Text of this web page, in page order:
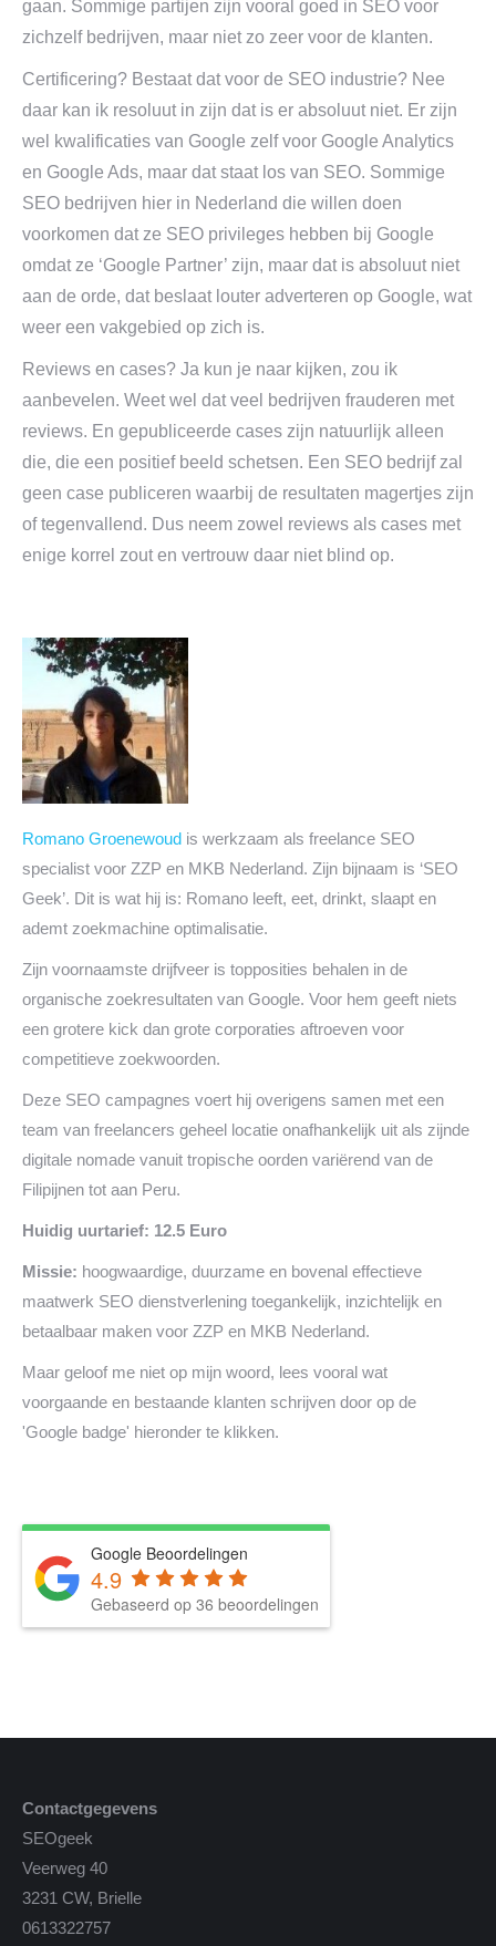
gaan. Sommige partijen zijn vooral goed in SEO voor
zichzelf bedrijven, maar niet zo zeer voor de klanten.
Certificering? Bestaat dat voor de SEO industrie? Nee
daar kan ik resoluut in zijn dat is er absoluut niet. Er zijn
wel kwalificaties van Google zelf voor Google Analytics
en Google Ads, maar dat staat los van SEO. Sommige
SEO bedrijven hier in Nederland die willen doen
voorkomen dat ze SEO privileges hebben bij Google
omdat ze ‘Google Partner’ zijn, maar dat is absoluut niet
aan de orde, dat beslaat louter adverteren op Google, wat
weer een vakgebied op zich is.
Reviews en cases? Ja kun je naar kijken, zou ik
aanbevelen. Weet wel dat veel bedrijven frauderen met
reviews. En gepubliceerde cases zijn natuurlijk alleen
die, die een positief beeld schetsen. Een SEO bedrijf zal
geen case publiceren waarbij de resultaten magertjes zijn
of tegenvallend. Dus neem zowel reviews als cases met
enige korrel zout en vertrouw daar niet blind op.
Romano Groenewoud is werkzaam als freelance SEO
specialist voor ZZP en MKB Nederland. Zijn bijnaam is ‘SEO
Geek’. Dit is wat hij is: Romano leeft, eet, drinkt, slaapt en
ademt zoekmachine optimalisatie.
Zijn voornaamste drijfveer is topposities behalen in de
organische zoekresultaten van Google. Voor hem geeft niets
een grotere kick dan grote corporaties aftroeven voor
competitieve zoekwoorden.
Deze SEO campagnes voert hij overigens samen met een
team van freelancers geheel locatie onafhankelijk uit als zijnde
digitale nomade vanuit tropische oorden variërend van de
Filipijnen tot aan Peru.
Huidig uurtarief: 12.5 Euro
Missie: hoogwaardige, duurzame en bovenal effectieve
maatwerk SEO dienstverlening toegankelijk, inzichtelijk en
betaalbaar maken voor ZZP en MKB Nederland.
Maar geloof me niet op mijn woord, lees vooral wat
voorgaande en bestaande klanten schrijven door op de
'Google badge' hieronder te klikken.
Google Beoordelingen
4.9
Gebaseerd op 36 beoordelingen
Contactgegevens
SEOgeek
Veerweg 40
3231 CW, Brielle
0613322757